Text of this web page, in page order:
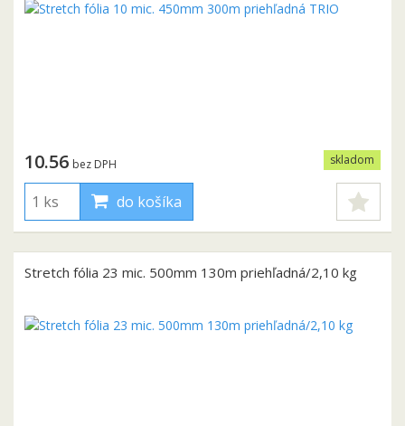
skladom
10.56 bez DPH
do košíka
Stretch fólia 23 mic. 500mm 130m priehľadná/2,10 kg